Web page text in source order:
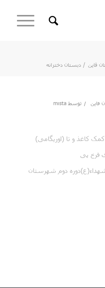
قاین / دبستان دخترانه
قاین / توسط mista
کاغذ و تا (اوریگامی)
فرخ پی
دوم شهرستان